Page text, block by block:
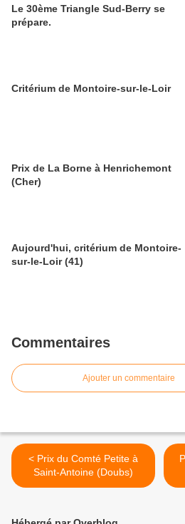
Le 30ème Triangle Sud-Berry se
prépare.
Critérium de Montoire-sur-le-Loir
Prix de La Borne à Henrichemont
(Cher)
Aujourd'hui, critérium de Montoire-
sur-le-Loir (41)
Commentaires
Ajouter un commentaire
< Prix du Comté Petite à
Saint-Antoine (Doubs)